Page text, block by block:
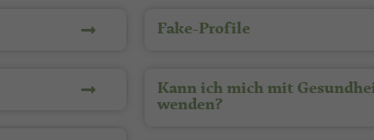
Fake-Profile
Kann ich mich mit
wenden?